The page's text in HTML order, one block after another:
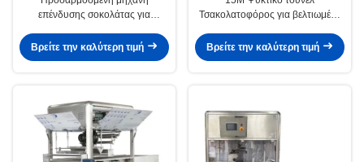
επένδυσης σοκολάτας για
Βρείτε την καλύτερη τιμή
Τσακολατοφόρος για βελτιωμένη
σοκολάτας
Βρείτε την καλύτερη τιμή